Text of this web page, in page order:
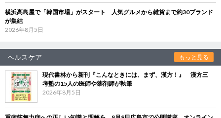
横浜高島屋で「韓国市場」がスタート 人気グルメから雑貨まで約30ブランド
が集結
2026年8月5日
ヘルスケア もっと見る
現代書林から新刊『こんなときには、まず、漢方！』 漢方三
考塾の15人の医師や薬剤師が執筆
2026年8月5日